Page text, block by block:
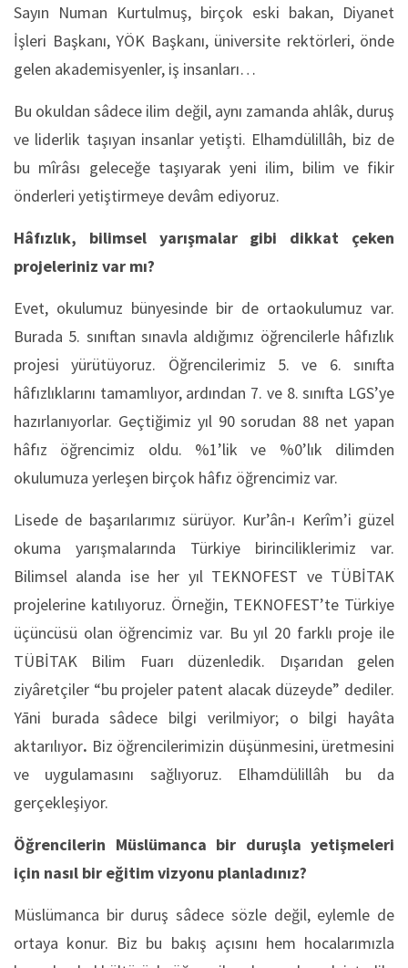
Sayın Numan Kurtulmuş, birçok eski bakan, Diyanet
İşleri Başkanı, YÖK Başkanı, üniversite rektörleri, önde
gelen akademisyenler, iş insanları…
Bu okuldan sâdece ilim değil, aynı zamanda ahlâk, duruş
ve liderlik taşıyan insanlar yetişti. Elhamdülillâh, biz de
bu mîrâsı geleceğe taşıyarak yeni ilim, bilim ve fikir
önderleri yetiştirmeye devâm ediyoruz.
Hâfızlık, bilimsel yarışmalar gibi dikkat çeken
projeleriniz var mı?
Evet, okulumuz bünyesinde bir de ortaokulumuz var.
Burada 5. sınıftan sınavla aldığımız öğrencilerle hâfızlık
projesi yürütüyoruz. Öğrencilerimiz 5. ve 6. sınıfta
hâfızlıklarını tamamlıyor, ardından 7. ve 8. sınıfta LGS’ye
hazırlanıyorlar. Geçtiğimiz yıl 90 sorudan 88 net yapan
hâfız öğrencimiz oldu. %1’lik ve %0’lık dilimden
okulumuza yerleşen birçok hâfız öğrencimiz var.
Lisede de başarılarımız sürüyor. Kur’ân-ı Kerîm’i güzel
okuma yarışmalarında Türkiye birinciliklerimiz var.
Bilimsel alanda ise her yıl TEKNOFEST ve TÜBİTAK
projelerine katılıyoruz. Örneğin, TEKNOFEST’te Türkiye
üçüncüsü olan öğrencimiz var. Bu yıl 20 farklı proje ile
TÜBİTAK Bilim Fuarı düzenledik. Dışarıdan gelen
ziyâretçiler “bu projeler patent alacak düzeyde” dediler.
Yāni burada sâdece bilgi verilmiyor; o bilgi hayâta
aktarılıyor. Biz öğrencilerimizin düşünmesini, üretmesini
ve uygulamasını sağlıyoruz. Elhamdülillâh bu da
gerçekleşiyor.
Öğrencilerin Müslümanca bir duruşla yetişmeleri
için nasıl bir eğitim vizyonu planladınız?
Müslümanca bir duruş sâdece sözle değil, eylemle de
ortaya konur. Biz bu bakış açısını hem hocalarımızla